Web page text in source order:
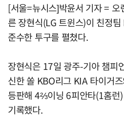
[서울=뉴시스]박윤서 기자 =
른 장현식(LG 트윈스)이 친정
준수한 투구를 펼쳤다.
장현식은 17일 광주-기아 챔피
신한 쏠 KBO리그 KIA 타이거
등판해 4⅔이닝 6피안타(1홈런
기록했다.